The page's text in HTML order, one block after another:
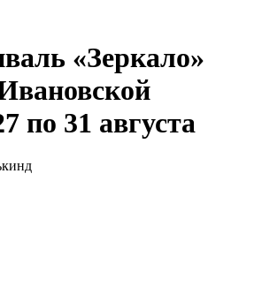
«Зеркало»
по 31 августа